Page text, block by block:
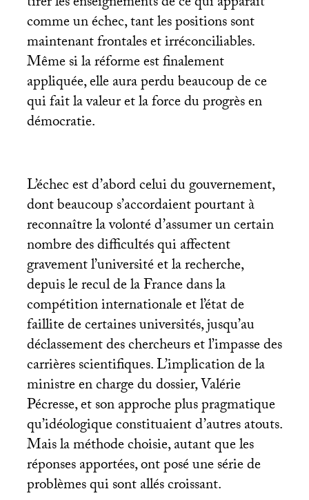
comme un échec, tant les positions sont
maintenant frontales et irréconciliables.
Même si la réforme est finalement
appliquée, elle aura perdu beaucoup de ce
qui fait la valeur et la force du progrès en
démocratie.
L’échec est d’abord celui du gouvernement,
dont beaucoup s’accordaient pourtant à
reconnaître la volonté d’assumer un certain
nombre des difficultés qui affectent
gravement l’université et la recherche,
depuis le recul de la France dans la
compétition internationale et l’état de
faillite de certaines universités, jusqu’au
déclassement des chercheurs et l’impasse des
carrières scientifiques. L’implication de la
ministre en charge du dossier, Valérie
Pécresse, et son approche plus pragmatique
qu’idéologique constituaient d’autres atouts.
Mais la méthode choisie, autant que les
réponses apportées, ont posé une série de
problèmes qui sont allés croissant.